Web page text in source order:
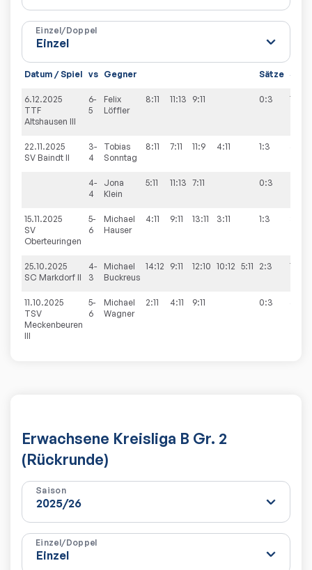
Einzel/Doppel
Datum / Spiel vs Gegner Sätze
6.12.2025
TTF
Altshausen III
6-
5
Felix
Löffler
8:11 11:13 9:11 0:3 1:9
22.11.2025
SV Baindt II
3-
4
Tobias
Sonntag
8:11 7:11 11:9 4:11 1:3
4-
4
Jona
Klein
5:11 11:13 7:11 0:3
15.11.2025
SV
Oberteuringen
5-
6
Michael
Hauser
4:11 9:11 13:11 3:11 1:3
25.10.2025
SC Markdorf II
4-
3
Michael
Buckreus
14:12 9:11 12:10 10:12 5:11 2:3 1:9
11.10.2025
TSV
Meckenbeuren
III
5-
6
Michael
Wagner
2:11 4:11 9:11 0:3
Erwachsene Kreisliga B Gr. 2
(Rückrunde)
Saison
Einzel/Doppel